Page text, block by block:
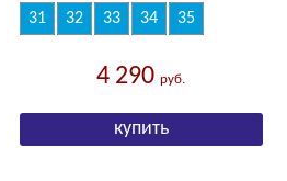
31 32 33 34 35
4 290руб.